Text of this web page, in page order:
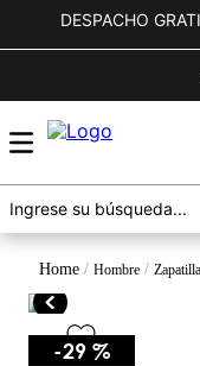
DESPACHO
hombre
-29 %